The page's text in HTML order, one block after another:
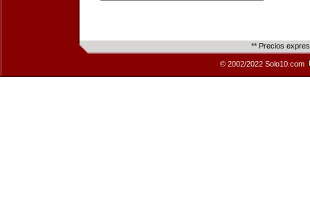
** Precios
© 2002/2022 Solo10.com